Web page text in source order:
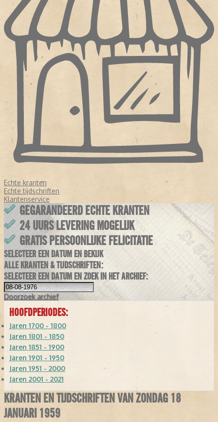
Echte kranten
Echte tijdschriften
Klantenservice
GEGARANDEERD ECHTE KRANTEN
24 UURS LEVERING MOGELIJK
GRATIS PERSOONLIJKE FELICITATIE
SELECTEER EEN DATUM EN BEKIJK
ALLE KRANTEN & TIJDSCHRIFTEN:
SELECTEER EEN DATUM EN ZOEK IN HET ARCHIEF:
Doorzoek archief
HOOFDPERIODES:
Jaren 1700 - 1800
Jaren 1801 - 1850
Jaren 1851 - 1900
Jaren 1901 - 1950
Jaren 1951 - 2000
Jaren 2001 - 2021
KRANTEN EN TIJDSCHRIFTEN VAN ZONDAG 18
JANUARI 1959